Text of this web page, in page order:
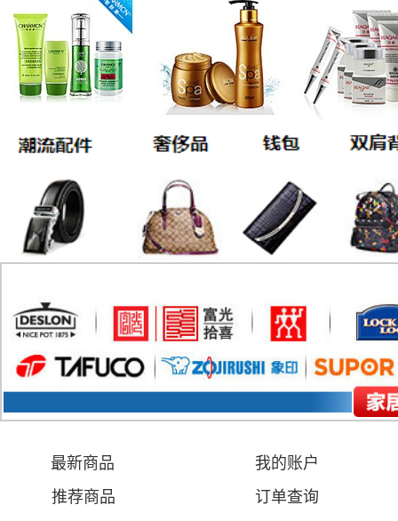
最新商品
我的账户
推荐商品
订单查询